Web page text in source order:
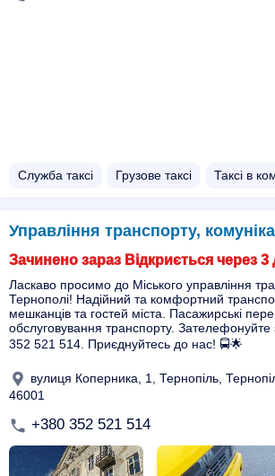
Служба таксі Грузове таксі Таксі в
Управління транспорту,
Зачинено зараз Відкриється через 3
Ласкаво просимо до Міського управління
Тернополі! Надійний та комфортний
мешканців та гостей міста. Пасажирські
обслуговування транспорту.
352 521 514. Приєднуйтесь до нас! 🚍🌟
вулиця Коперника, 1, Тернопіль,
46001
+380 352 521 514